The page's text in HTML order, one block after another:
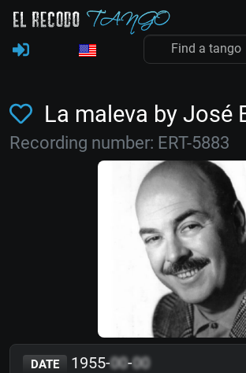
La maleva by José
Recording number: ERT-5883
DATE 1955-00-00